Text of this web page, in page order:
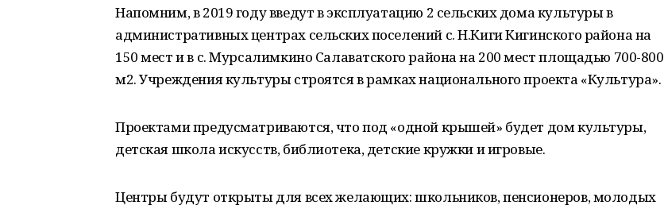
Напомним, в 2019 году введут в эксплуатацию 2 сельских дома культуры в
административных центрах сельских поселений с. Н.Киги Кигинского района на
150 мест и в с. Мурсалимкино Салаватского района на 200 мест площадью 700-800
м2. Учреждения культуры строятся в рамках национального проекта «Культура».
Проектами предусматриваются, что под «одной крышей» будет дом культуры,
детская школа искусств, библиотека, детские кружки и игровые.
Центры будут открыты для всех желающих: школьников, пенсионеров, молодых